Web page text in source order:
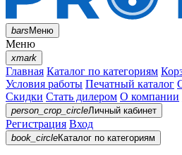
barsМеню
Меню
xmark
Главная Каталог по категориям
Условия работы Печатный каталог
Скидки Стать дилером О компании
person_crop_circleЛичный кабинет
Регистрация Вход
book_circleКаталог по категориям